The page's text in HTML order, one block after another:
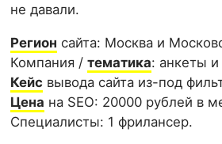
не давали.
Регион сайта: Москва и
Компания /тематика: анкеты и
Кейс вывода сайта из-под
Цена на SEO: 20000 рублей в
Специалисты: 1 фрилансер.